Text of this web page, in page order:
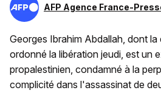
AFP Agence France-
Georges Ibrahim Abdallah, dont
ordonné la libération jeudi, est un
propalestinien, condamné à la
complicité dans l'assassinat de